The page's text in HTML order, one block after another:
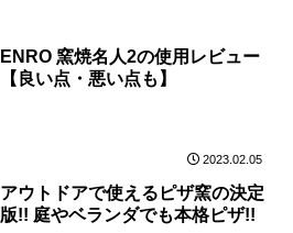
ENRO 窯焼名人2の使用レビュー
【良い点・悪い点も】
2023.02.05
アウトドアで使えるピザ窯の決定
版!! 庭やベランダでも本格ピザ!!